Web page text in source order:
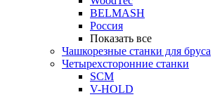
BELMASH
Россия
Показать все
Чашкорезные станки для бруса
Четырехсторонние станки
SCM
V-HOLD